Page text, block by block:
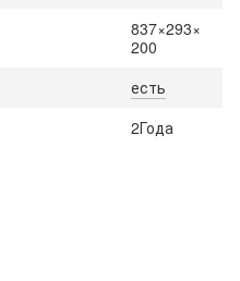
837×293×
200
есть
2Года